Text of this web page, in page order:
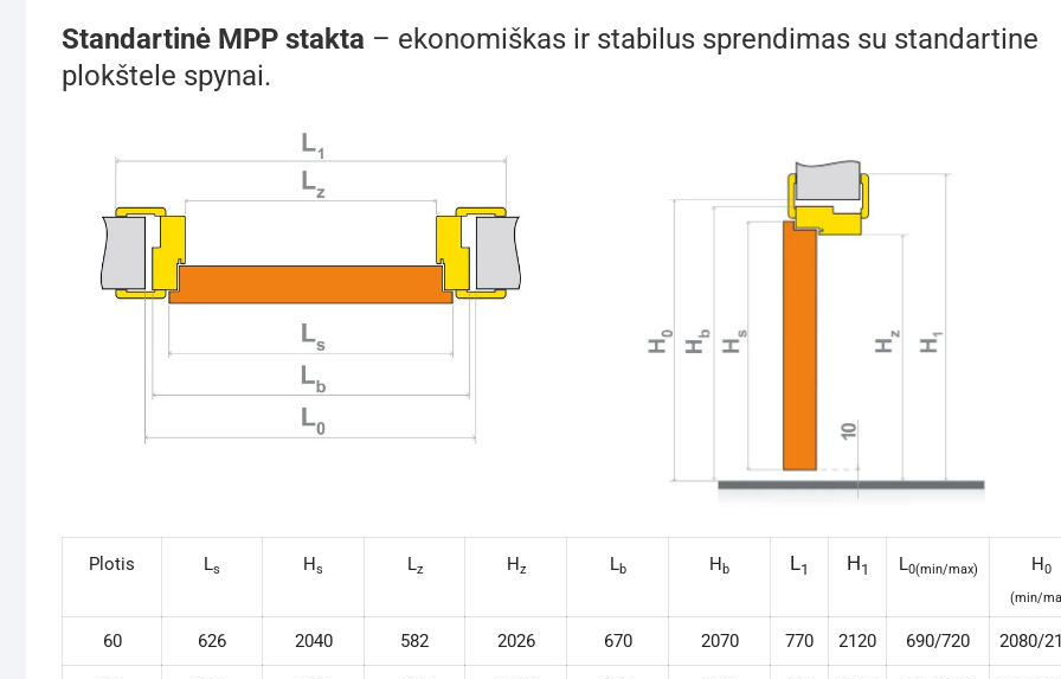
Standartinė MPP stakta – ekonomiškas ir stabilus sprendimas su standartine
plokštele spynai.
Plotis Ls Hs Lz Hz Lb Hb L1 H1 L0(min/max) H0
(min/
60 626 2040 582 2026 670 2070 770 2120 690/720 2080/